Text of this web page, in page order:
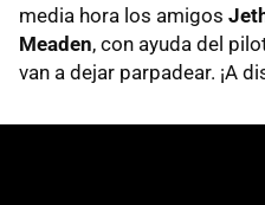
media hora los amigos
Meaden, con ayuda del
van a dejar parpadear. ¡A